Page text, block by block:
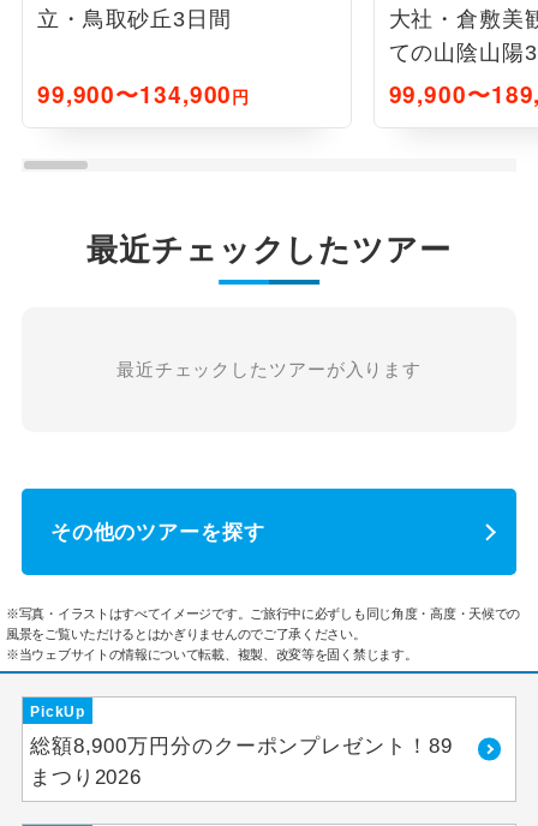
立・鳥取砂丘3日間
99,900〜134,900円
大社・倉敷美
ての山陰山陽
99,900〜
最近チェックしたツアー
最近チェックしたツアーが入ります
その他のツアーを探す
※写真・イラストはすべてイメージです。ご旅行中に必ずしも同じ角度・高度・天候での
風景をご覧いただけるとはかぎりませんのでご了承ください。
※当ウェブサイトの情報について転載、複製、改変等を固く禁じます。
PickUp
総額8,900万円分のクーポンプレゼント！89
まつり2026